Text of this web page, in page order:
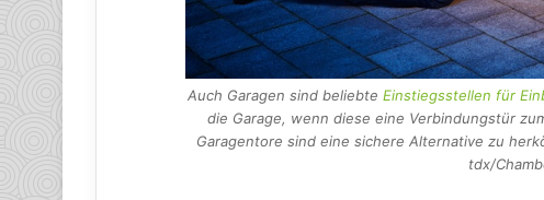
Auch Garagen sind beliebte Einstiegsstellen für
die Garage, wenn diese eine Verbindungstür
Garagentore sind eine sichere Alternative zu
tdx/